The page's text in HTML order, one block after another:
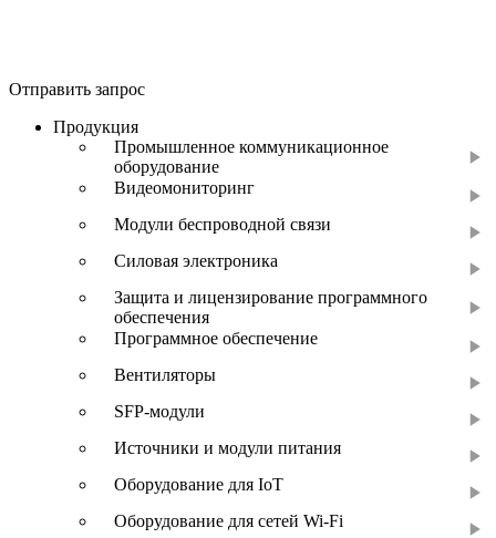
Отправить запрос
Продукция
Промышленное коммуникационное
оборудование
Видеомониторинг
Модули беспроводной связи
Силовая электроника
Защита и лицензирование программного
обеспечения
Программное обеспечение
Вентиляторы
SFP-модули
Источники и модули питания
Оборудование для IoT
Оборудование для сетей Wi-Fi